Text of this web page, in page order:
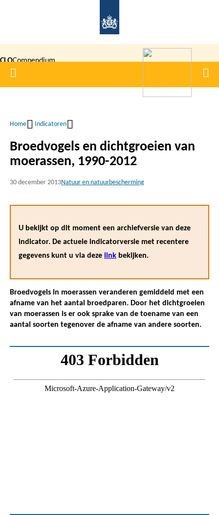
inhoud
gaan
CLOCompendium
voor de
Home
Kruimelpad
Home Indicatoren
Broedvogels en dichtgroeien van
moerassen, 1990-2012
30 december 2013Natuur en natuurbescherming
U bekijkt op dit moment een archiefversie van deze
indicator. De actuele indicatorversie met recentere
gegevens kunt u via deze link bekijken.
Broedvogels in moerassen veranderen gemiddeld met een
afname van het aantal broedparen. Door het dichtgroeien
van moerassen is er ook sprake van de toename van een
aantal soorten tegenover de afname van andere soorten.